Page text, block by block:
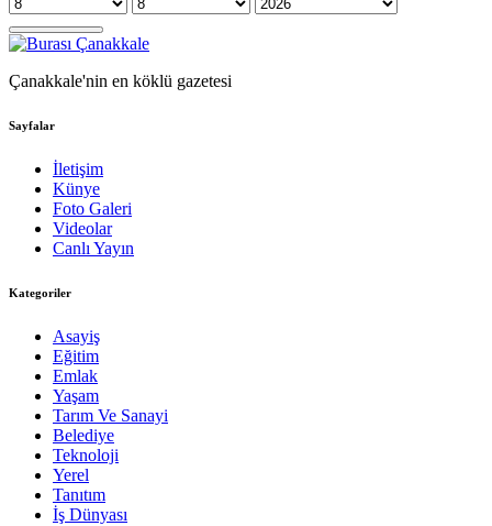
Çanakkale'nin en köklü gazetesi
Sayfalar
İletişim
Künye
Foto Galeri
Videolar
Canlı Yayın
Kategoriler
Asayiş
Eğitim
Emlak
Yaşam
Tarım Ve Sanayi
Belediye
Teknoloji
Yerel
Tanıtım
İş Dünyası